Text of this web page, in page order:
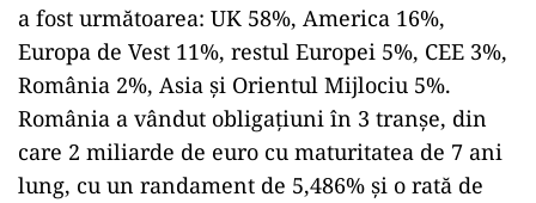
a fost următoarea: UK 58%, America 16%,
Europa de Vest 11%, restul Europei 5%, CEE 3%,
România 2%, Asia și Orientul Mijlociu 5%.
România a vândut obligațiuni în 3 tranșe, din
care 2 miliarde de euro cu maturitatea de 7 ani
lung, cu un randament de 5,486% și o rată de